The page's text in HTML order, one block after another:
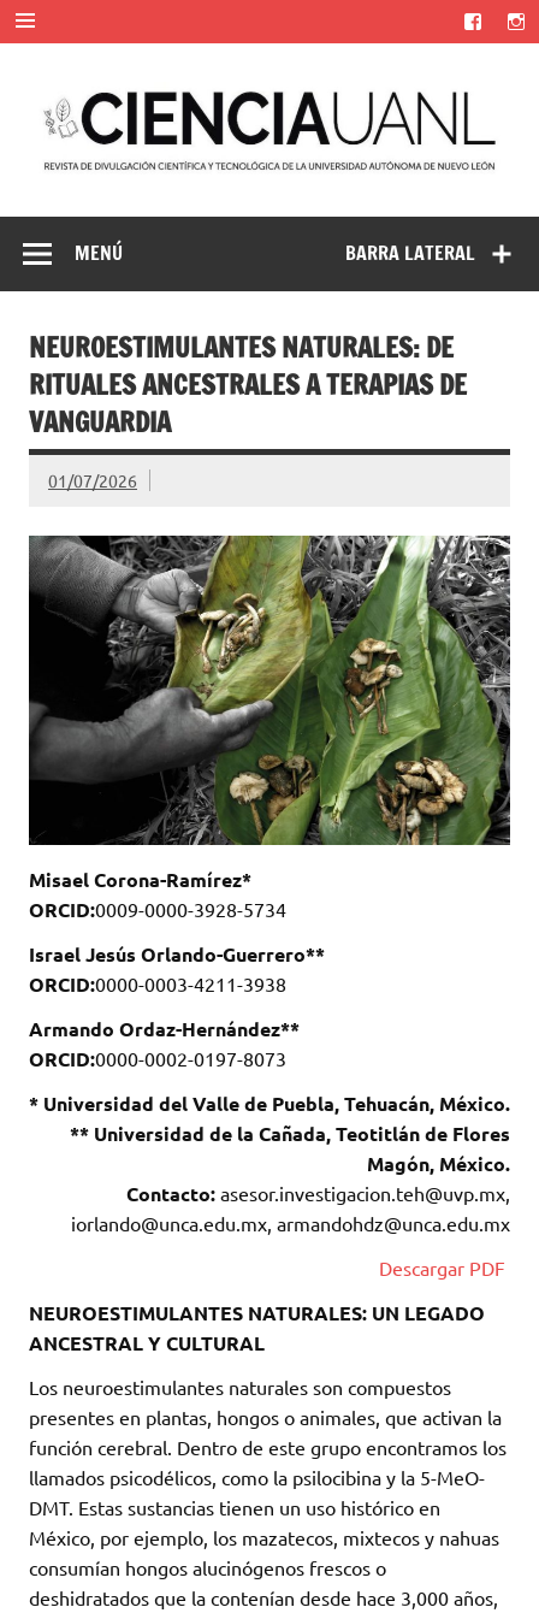
Saltar
contenido
Universidad Autónoma de Nuevo León
BARRA LATERAL
MENÚ
NEUROESTIMULANTES NATURALES: DE
RITUALES ANCESTRALES A TERAPIAS DE
VANGUARDIA
01/07/2026
Misael Corona-Ramírez*
ORCID:0009-0000-3928-5734
Israel Jesús Orlando-Guerrero**
ORCID:0000-0003-4211-3938
Armando Ordaz-Hernández**
ORCID:0000-0002-0197-8073
* Universidad del Valle de Puebla, Tehuacán, México.
** Universidad de la Cañada, Teotitlán de Flores
Magón, México.
Contacto: asesor.investigacion.teh@uvp.mx,
iorlando@unca.edu.mx, armandohdz@unca.edu.mx
Descargar PDF
NEUROESTIMULANTES NATURALES: UN LEGADO
ANCESTRAL Y CULTURAL
Los neuroestimulantes naturales son compuestos
presentes en plantas, hongos o animales, que activan la
función cerebral. Dentro de este grupo encontramos los
llamados psicodélicos, como la psilocibina y la 5-MeO-
DMT. Estas sustancias tienen un uso histórico en
México, por ejemplo, los mazatecos, mixtecos y nahuas
consumían hongos alucinógenos frescos o
deshidratados que la contenían desde hace 3,000 años,